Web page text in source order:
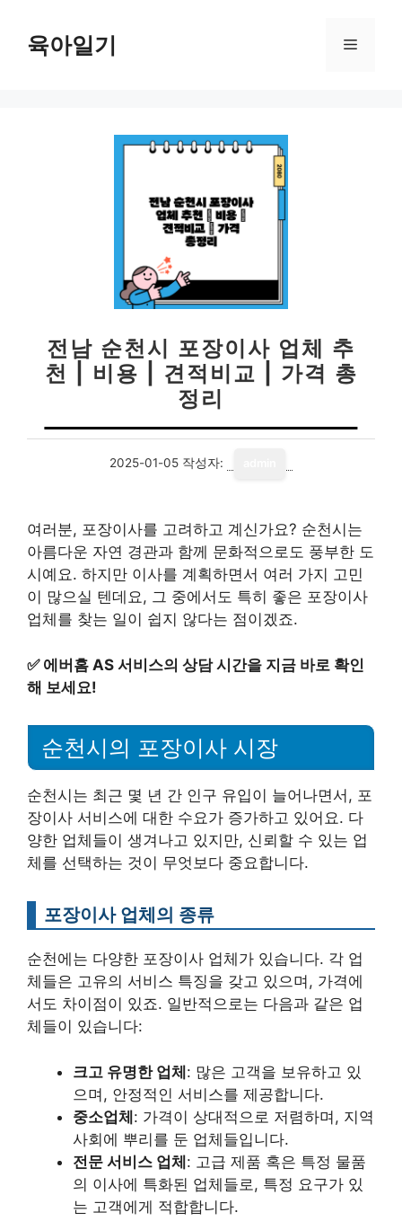
육아일기 메
전남 순천시 포장이사 업체 추
천 | 비용 | 견적비교 | 가격 총
정리
2025-01-05 작성자:
여러분, 포장이사를 고려하고 계신가요? 순천시는
아름다운 자연 경관과 함께 문화적으로도 풍부한 도
시예요. 하지만 이사를 계획하면서 여러 가지 고민
이 많으실 텐데요, 그 중에서도 특히 좋은 포장이사
업체를 찾는 일이 쉽지 않다는 점이겠죠.
✅ 에버홈 AS 서비스의 상담 시간을 지금 바로 확인
해 보세요!
순천시의 포장이사 시장
순천시는 최근 몇 년 간 인구 유입이 늘어나면서, 포
장이사 서비스에 대한 수요가 증가하고 있어요. 다
양한 업체들이 생겨나고 있지만, 신뢰할 수 있는 업
체를 선택하는 것이 무엇보다 중요합니다.
포장이사 업체의 종류
순천에는 다양한 포장이사 업체가 있습니다. 각 업
체들은 고유의 서비스 특징을 갖고 있으며, 가격에
서도 차이점이 있죠. 일반적으로는 다음과 같은 업
체들이 있습니다:
크고 유명한 업체: 많은 고객을 보유하고 있
으며, 안정적인 서비스를 제공합니다.
중소업체: 가격이 상대적으로 저렴하며, 지역
사회에 뿌리를 둔 업체들입니다.
전문 서비스 업체: 고급 제품 혹은 특정 물품
의 이사에 특화된 업체들로, 특정 요구가 있
는 고객에게 적합합니다.